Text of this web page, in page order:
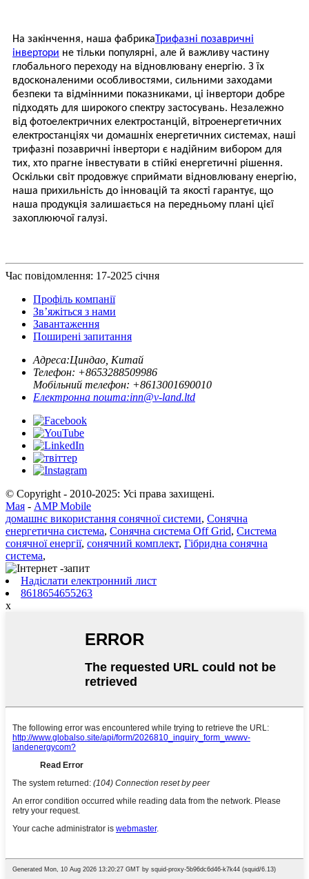
На закінчення, наша фабрикаТрифазні позавричні
інвертори не тільки популярні, але й важливу частину
глобального переходу на відновлювану енергію. З їх
вдосконаленими особливостями, сильними заходами
безпеки та відмінними показниками, ці інвертори добре
підходять для широкого спектру застосувань. Незалежно
від фотоелектричних електростанцій, вітроенергетичних
електростанціях чи домашніх енергетичних системах, наші
трифазні позавричні інвертори є надійним вибором для
тих, хто прагне інвестувати в стійкі енергетичні рішення.
Оскільки світ продовжує сприймати відновлювану енергію,
наша прихильність до інновацій та якості гарантує, що
наша продукція залишається на передньому плані цієї
захоплюючої галузі.
Час повідомлення: 17-2025 січня
Профіль компанії
Зв’яжіться з нами
Завантаження
Поширені запитання
Адреса:Циндао, Китай
Телефон: +8653288509986
Мобільний телефон: +8613001690010
Електронна пошта:inn@v-land.ltd
© Copyright - 2010-2025: Усі права захищені.
Мая - AMP Mobile
домашнє використання сонячної системи, Сонячна
енергетична система, Сонячна система Off Grid, Система
сонячної енергії, сонячний комплект, Гібридна сонячна
система,
Надіслати електронний лист
8618654655263
x